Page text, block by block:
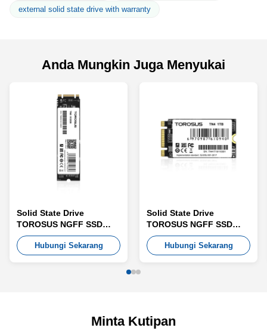
external solid state drive with warranty
Anda Mungkin Juga Menyukai
Solid State Drive
TOROSUS NGFF SSD
TN8
Hubungi Sekarang
Solid State Drive
TOROSUS NGFF SSD
TN4
Hubungi Sekarang
Minta Kutipan